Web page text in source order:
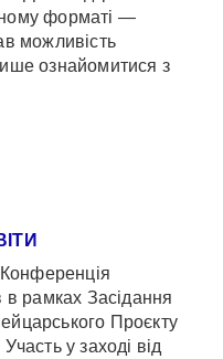
форматі —
можливість
ознайомитися з
в рамках Засідання
Проєкту
у заході від